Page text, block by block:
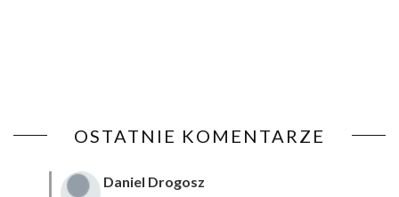
OSTATNIE KOMENTARZE
Daniel Drogosz